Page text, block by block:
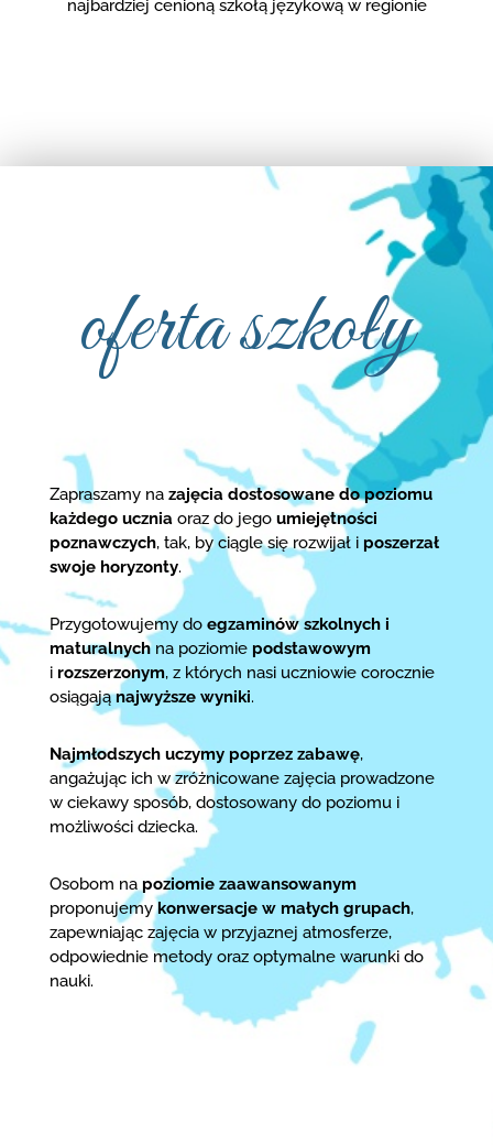
najbardziej cenioną szkołą językową w regionie
oferta szkoły
Zapraszamy nazajęcia dostosowane do poziomu
każdego ucznia oraz do jego umiejętności
poznawczych, tak, by ciągle się rozwijał i poszerzał
swoje horyzonty.
Przygotowujemy do egzaminów szkolnych i
maturalnychna poziomie podstawowym
i rozszerzonym, z których nasi uczniowie corocznie
osiągająnajwyższe wyniki.
Najmłodszych uczymy poprzez zabawę,
angażując ich w zróżnicowane zajęcia prowadzone
w ciekawy sposób, dostosowany do poziomu i
możliwości dziecka.
Osobom na poziomie zaawansowanym
proponujemykonwersacje w małych grupach,
zapewniając zajęcia w przyjaznej atmosferze,
odpowiednie metody oraz optymalne warunki do
nauki.